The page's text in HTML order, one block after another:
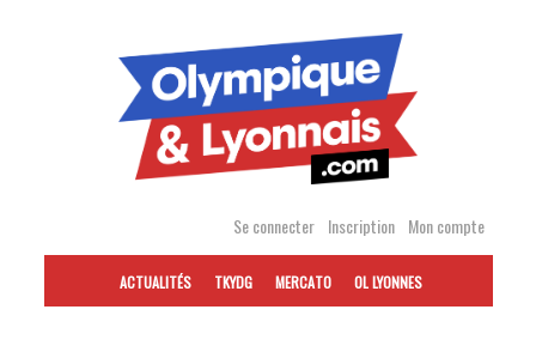
Se connecter Inscription Mon compte
ACTUALITÉS TKYDG MERCATO OL LYONNES